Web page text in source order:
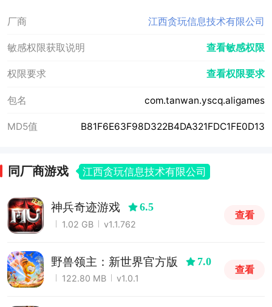
厂商 江西贪玩信息技术有限公司
敏感权限获取说明 查看敏感权限
权限要求 查看权限要求
包名 com.tanwan.yscq.aligames
MD5值 B81F6E63F98D322B4DA321FDC1FE0D13
同厂商游戏 江西贪玩信息技术有限公司
神兵奇迹游戏 6.5
1.02 GB v1.1.762
查看
野兽领主：新世界官方版 7.0
122.80 MB v1.0.1
查看